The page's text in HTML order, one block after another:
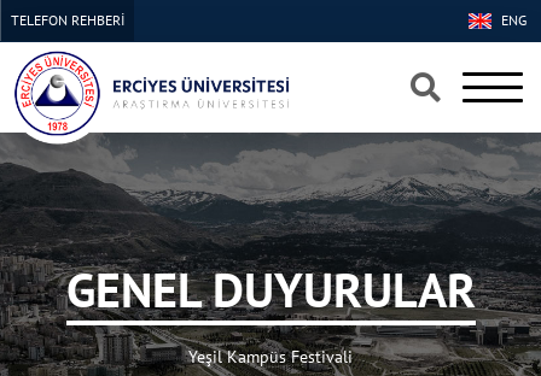
×
×
ENG
TELEFON REHBERİ
GENEL DUYURULAR
Yeşil Kampüs Festivali